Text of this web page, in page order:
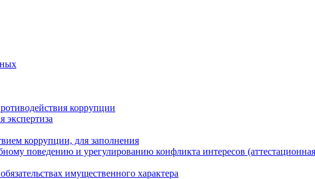
коррупции
экспертиза
коррупции, для заполнения
поведению и урегулированию конфликта интересов
имущественного характера